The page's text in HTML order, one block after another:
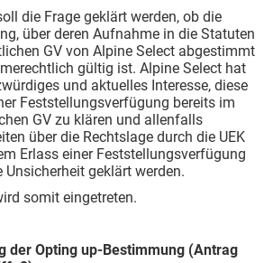
die Frage geklärt werden, ob die
über deren Aufnahme in die Statuten
GV von Alpine Select abgestimmt
gültig ist. Alpine Select hat
und aktuelles Interesse, diese
Feststellungsverfügung bereits im
GV zu klären und allenfalls
über die Rechtslage durch die UEK
Erlass einer Feststellungsverfügung
Unsicherheit geklärt werden.
somit eingetreten.
der Opting up-Bestimmung (Antrag